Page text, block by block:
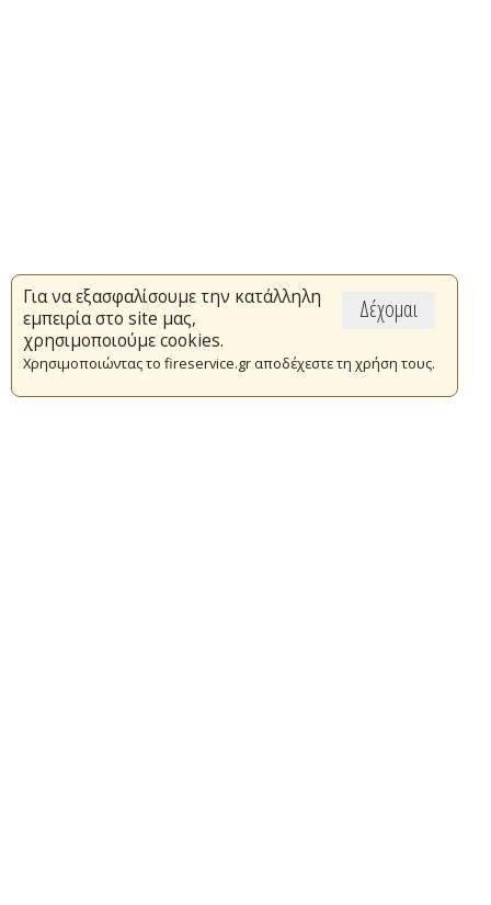
Δέχομαι
Για να εξασφαλίσουμε την κατάλληλη
εμπειρία στο site μας,
χρησιμοποιούμε cookies.
Χρησιμοποιώντας το fireservice.gr αποδέχεστε τη χρήση τους.